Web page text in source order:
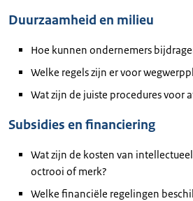
Duurzaamheid en milieu
Hoe kunnen ondernemers
Welke regels zijn er voor
Wat zijn de juiste procedures voor
Subsidies en financiering
Wat zijn de kosten van
octrooi of merk?
Welke financiële regelingen